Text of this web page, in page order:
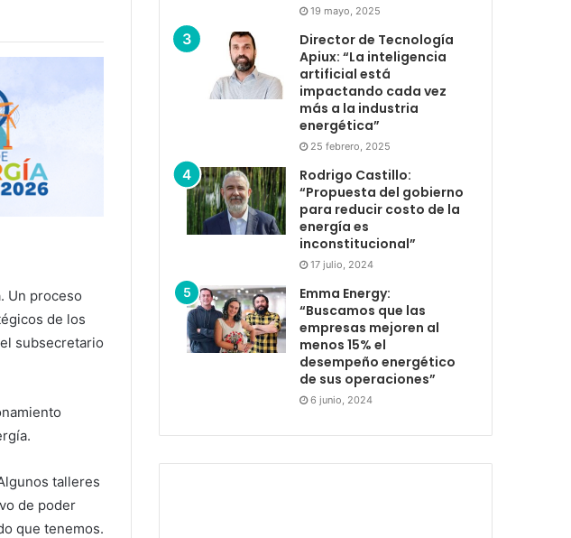
Un proceso
de los
subsecretario
talleres
de poder
que tenemos.
19 mayo, 2025
Director de Tecnología
Apiux: “La inteligencia
artificial está
impactando cada vez
más a la industria
energética”
25 febrero, 2025
Rodrigo Castillo:
“Propuesta del gobierno
para reducir costo de la
energía es
inconstitucional”
17 julio, 2024
Emma Energy:
“Buscamos que las
empresas mejoren al
menos 15% el
desempeño energético
de sus operaciones”
6 junio, 2024